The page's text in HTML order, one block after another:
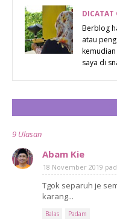
DICATAT
Berblog
atau
saya di
9 Ulasan
Abam Kie
18 November 2019
Tgok separuh je
karang...
Balas Padam